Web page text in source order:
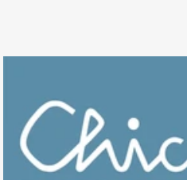
Pferdestall bei Satrup gemacht:
werden Mitarbeiter eingestellt
erste eigene Produktionsstätte um. Vom geraden Rohr bis zum
fertigen Shopper®: noch heute
Andersen entwickelt, designt und
Produktvielfalt heute riesig ist und
umfasst: Gestelle aus Aluminium,